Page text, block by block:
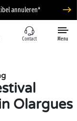
annuleren*
Contact Menu
Olargues